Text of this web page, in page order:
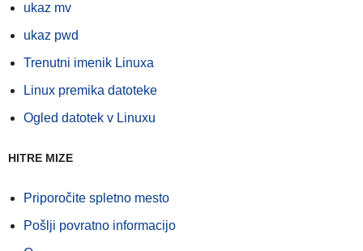
ukaz mv
ukaz pwd
Trenutni imenik Linuxa
Linux premika datoteke
Ogled datotek v Linuxu
HITRE MIZE
Priporočite spletno mesto
Pošlji povratno informacijo